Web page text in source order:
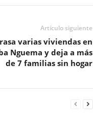
Artículo siguiente
varias viviendas en
Nguema y deja a más
de 7 familias sin hogar